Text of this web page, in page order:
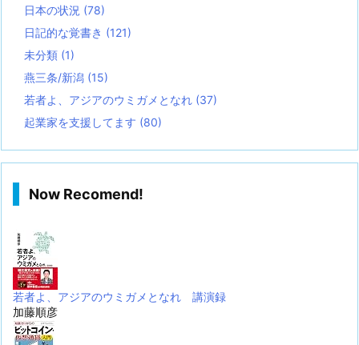
日本の状況 (78)
日記的な覚書き (121)
未分類 (1)
燕三条/新潟 (15)
若者よ、アジアのウミガメとなれ (37)
起業家を支援してます (80)
Now Recomend!
若者よ、アジアのウミガメとなれ 講演録
加藤順彦